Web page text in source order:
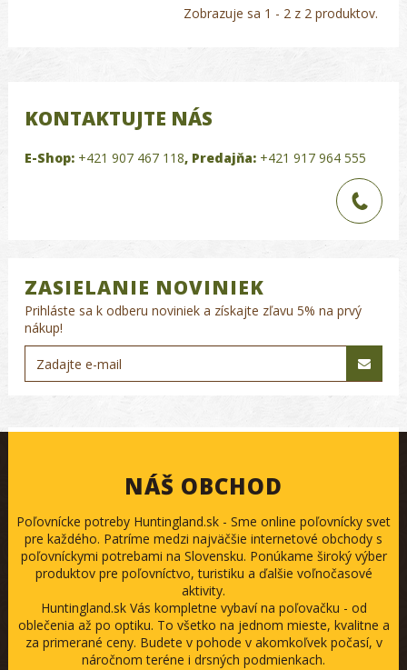
Zobrazuje sa 1 - 2 z 2 produktov.
KONTAKTUJTE NÁS
E-Shop: +421 907 467 118, Predajňa: +421 917 964 555
ZASIELANIE NOVINIEK
Prihláste sa k odberu noviniek a získajte zľavu 5% na prvý
nákup!
NÁŠ OBCHOD
Poľovnícke potreby Huntingland.sk - Sme online poľovnícky svet
pre každého. Patríme medzi najväčšie internetové obchody s
poľovníckymi potrebami na Slovensku. Ponúkame široký výber
produktov pre poľovníctvo, turistiku a ďalšie voľnočasové
aktivity.
Huntingland.sk Vás kompletne vybaví na poľovačku - od
oblečenia až po optiku. To všetko na jednom mieste, kvalitne a
za primerané ceny. Budete v pohode v akomkoľvek počasí, v
náročnom teréne i drsných podmienkach.